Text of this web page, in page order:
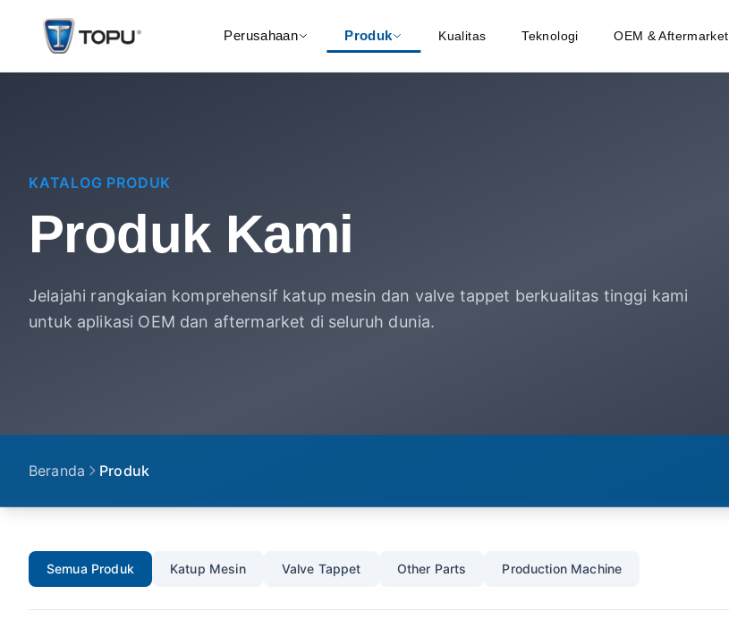
Perusahaan Produk Kualitas Teknologi OEM & Aftermarket
KATALOG PRODUK
Produk Kami
Jelajahi rangkaian komprehensif katup mesin dan valve tappet berkualitas tinggi kami
untuk aplikasi OEM dan aftermarket di seluruh dunia.
Beranda Produk
Semua Produk Katup Mesin Valve Tappet Other Parts Production Machine